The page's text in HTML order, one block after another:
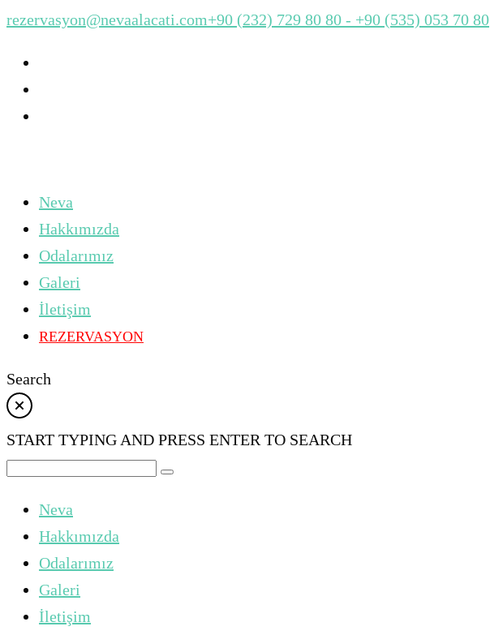
rezervasyon@nevaalacati.com+90 (232) 729 80 80 - +90 (535) 053 70 80
Neva
Hakkımızda
Odalarımız
Galeri
İletişim
REZERVASYON
Search
START TYPING AND PRESS ENTER TO SEARCH
Neva
Hakkımızda
Odalarımız
Galeri
İletişim